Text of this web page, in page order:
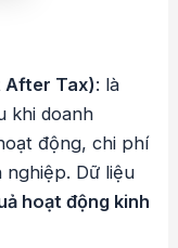
After Tax): là
khi doanh
động, chi phí
Dữ liệu
hoạt động kinh